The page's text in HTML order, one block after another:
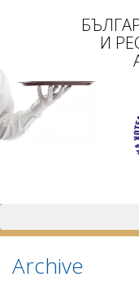
И
Archive